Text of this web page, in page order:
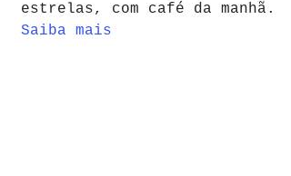
estrelas, com café da manhã.
Saiba mais